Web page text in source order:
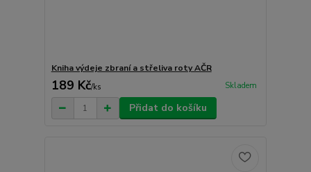
Kniha výdeje zbraní a střeliva roty AČR
189 Kč/ks Skladem
Přidat do košíku